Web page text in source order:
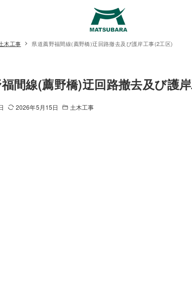
木工事 県道薦野福間線(薦野橋)迂回路撤去及び護岸工事(2工区)
間線(薦野橋)迂回路撤去及び護
2026年5月15日 土木工事